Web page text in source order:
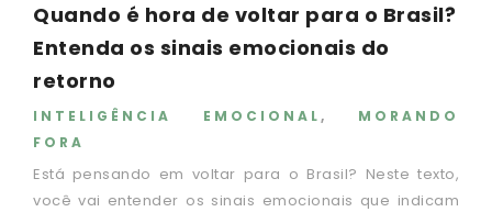
Quando é hora de voltar para o Brasil?
Entenda os sinais emocionais do
retorno
INTELIGÊNCIA EMOCIONAL, MORANDO
FORA
Está pensando em voltar para o Brasil? Neste texto,
você vai entender os sinais emocionais que indicam